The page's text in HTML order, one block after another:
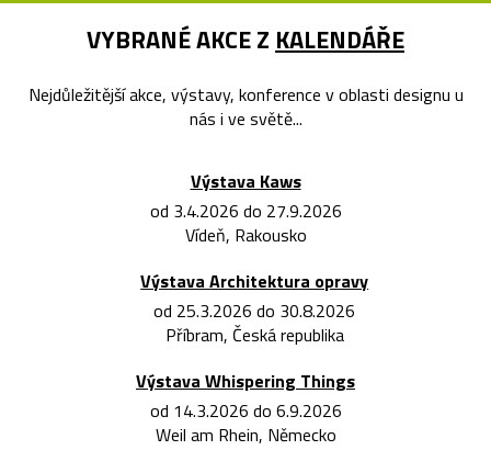
VYBRANÉ AKCE Z KALENDÁŘE
Nejdůležitější akce, výstavy, konference v oblasti designu u
nás i ve světě...
Výstava Kaws
od 3.4.2026 do 27.9.2026
Vídeň, Rakousko
Výstava Architektura opravy
od 25.3.2026 do 30.8.2026
Příbram, Česká republika
Výstava Whispering Things
od 14.3.2026 do 6.9.2026
Weil am Rhein, Německo